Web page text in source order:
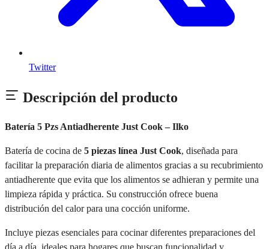
Twitter
Descripción del producto
Batería 5 Pzs Antiadherente Just Cook – Ilko
Batería de cocina de 5 piezas línea Just Cook, diseñada para
facilitar la preparación diaria de alimentos gracias a su recubrimiento
antiadherente que evita que los alimentos se adhieran y permite una
limpieza rápida y práctica. Su construcción ofrece buena
distribución del calor para una cocción uniforme.
Incluye piezas esenciales para cocinar diferentes preparaciones del